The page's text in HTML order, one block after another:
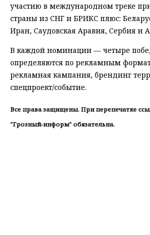
участию в международном треке
страны из СНГ и БРИКС плюс:
Иран, Саудовская Аравия, Сербия и
В каждой номинации — четыре
определяются по рекламным
рекламная кампания, брендинг
спецпроект/событие.
Все права защищены. При перепечатке
"Грозный-информ" обязательна.